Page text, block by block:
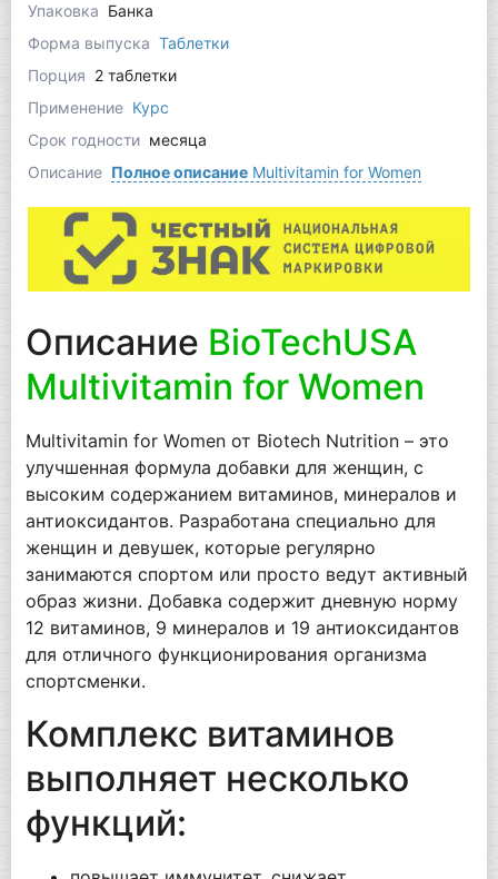
Упаковка Банка
Форма выпуска Таблетки
Порция 2 таблетки
Применение Курс
Срок годности месяца
Описание Полное описаниеMultivitamin for Women
Описание BioTechUSA
Multivitamin for Women
Multivitamin for Women от Biotech Nutrition – это
улучшенная формула добавки для женщин, с
высоким содержанием витаминов, минералов и
антиоксидантов. Разработана специально для
женщин и девушек, которые регулярно
занимаются спортом или просто ведут активный
образ жизни. Добавка содержит дневную норму
12 витаминов, 9 минералов и 19 антиоксидантов
для отличного функционирования организма
спортсменки.
Комплекс витаминов
выполняет несколько
функций: